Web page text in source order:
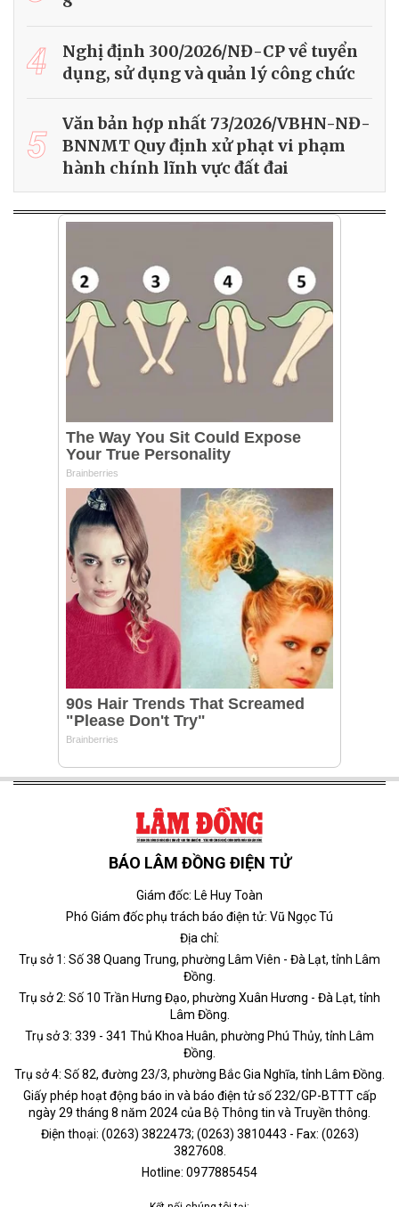
4
Nghị định 300/2026/NĐ-CP về tuyển
dụng, sử dụng và quản lý công chức
5
Văn bản hợp nhất 73/2026/VBHN-NĐ-
BNNMT Quy định xử phạt vi phạm
hành chính lĩnh vực đất đai
BÁO LÂM ĐỒNG ĐIỆN TỬ
Giám đốc: Lê Huy Toàn
Phó Giám đốc phụ trách báo điện tử: Vũ Ngọc Tú
Địa chỉ:
Trụ sở 1: Số 38 Quang Trung, phường Lâm Viên - Đà Lạt, tỉnh Lâm
Đồng.
Trụ sở 2: Số 10 Trần Hưng Đạo, phường Xuân Hương - Đà Lạt, tỉnh
Lâm Đồng.
Trụ sở 3: 339 - 341 Thủ Khoa Huân, phường Phú Thủy, tỉnh Lâm
Đồng.
Trụ sở 4: Số 82, đường 23/3, phường Bắc Gia Nghĩa, tỉnh Lâm Đồng.
Giấy phép hoạt động báo in và báo điện tử số 232/GP-BTTT cấp
ngày 29 tháng 8 năm 2024 của Bộ Thông tin và Truyền thông.
Điện thoại: (0263) 3822473; (0263) 3810443 - Fax: (0263)
3827608.
Hotline: 0977885454